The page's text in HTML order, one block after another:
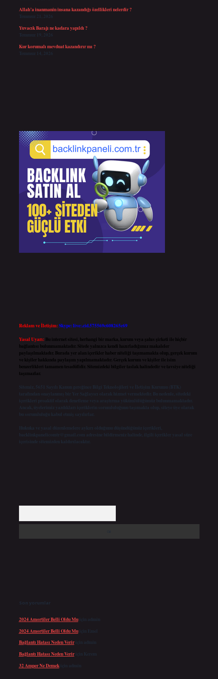
Allah’a inanmanin insana kazandığı özellikleri nelerdir ?
Temmuz 21, 2026
Yuvacık Barajı ne kadara yapıldı ?
Temmuz 19, 2026
Kur korumalı mevduat kazandırır mı ?
Temmuz 14, 2026
Reklam ve İletişim:Skype: live:.cid.575569c608265c69
Yasal Uyarı: Bu internet sitesi, herhangi bir marka, kurum veya şahıs şirketi ile hiçbir
bağlantısı bulunmamaktadır. Sitede yalnızca kendi hazırladığımız makaleler
paylaşılmaktadır. Burada yer alan içerikler haber niteliği taşımamakta olup, gerçek kurum
ve kişiler hakkında paylaşım yapılmamaktadır. Gerçek kurum ve kişiler ile isim
benzerlikleri tamamen tesadüfidir. Sitemizdeki bilgiler taslak halindedir ve tavsiye niteliği
taşımazlar.
Sitemiz, 5651 Sayılı Kanun gereğince Bilgi Teknolojileri ve İletişim Kurumu (BTK)
tarafından onaylanmış bir Yer Sağlayıcı olarak hizmet vermektedir. Bu nedenle, sitedeki
içerikleri proaktif olarak denetleme veya araştırma yükümlülüğümüz bulunmamaktadır.
Ancak, üyelerimiz yazdıkları içeriklerin sorumluluğunu taşımakta olup, siteye üye olarak
bu sorumluluğu kabul etmiş sayılırlar.
Hukuka ve yasal düzenlemelere aykırı olduğunu düşündüğünüz içerikleri,
backlinkpanelicomtr@gmail.com adresine bildirmeniz halinde, ilgili içerikler yasal süre
içerisinde sitemizden kaldırılacaktır.
Son yorumlar
2024 Amortiler Belli Oldu Muiçin admin
2024 Amortiler Belli Oldu Muiçin Emel
Bağlantı Hatası Neden Veririçin admin
Bağlantı Hatası Neden Veririçin Kerem
32 Amper Ne Demekiçin admin